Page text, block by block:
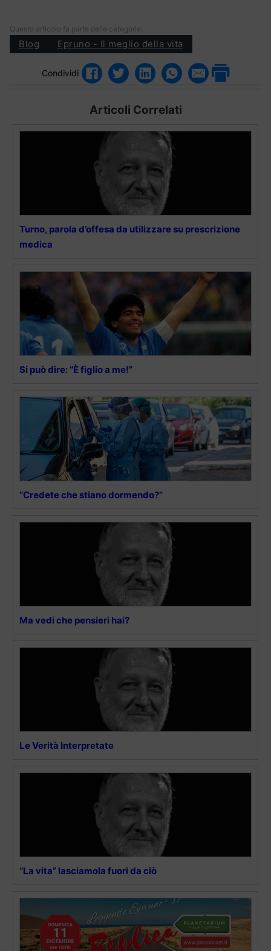
Questo articolo fa parte delle categorie:
Blog Epruno - Il meglio della vita
Condividi
Articoli Correlati
Turno, parola d’offesa da utilizzare su prescrizione
medica
Si può dire: “È figlio a me!”
“Credete che stiano dormendo?”
Ma vedi che pensieri hai?
Le Verità Interpretate
“La vita” lasciamola fuori da ciò